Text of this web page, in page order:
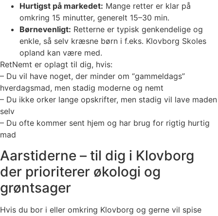
Hurtigst på markedet: Mange retter er klar på
omkring 15 minutter, generelt 15–30 min.
Børnevenligt: Retterne er typisk genkendelige og
enkle, så selv kræsne børn i f.eks. Klovborg Skoles
opland kan være med.
RetNemt er oplagt til dig, hvis:
– Du vil have noget, der minder om “gammeldags”
hverdagsmad, men stadig moderne og nemt
– Du ikke orker lange opskrifter, men stadig vil lave maden
selv
– Du ofte kommer sent hjem og har brug for rigtig hurtig
mad
Aarstiderne – til dig i Klovborg
der prioriterer økologi og
grøntsager
Hvis du bor i eller omkring Klovborg og gerne vil spise